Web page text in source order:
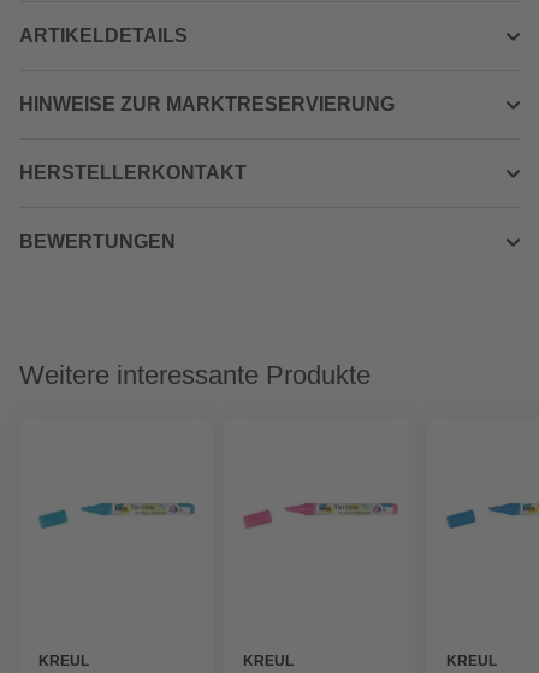
ARTIKELDETAILS
HINWEISE ZUR MARKTRESERVIERUNG
HERSTELLERKONTAKT
BEWERTUNGEN
Weitere interessante Produkte
KREUL
KREUL
KREUL